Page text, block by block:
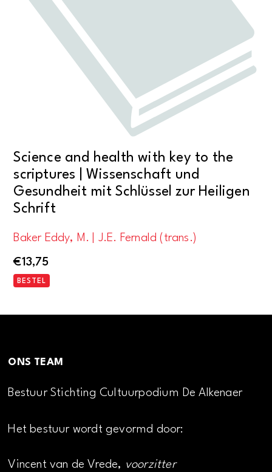
Science and health with key to the
scriptures | Wissenschaft und
Gesundheit mit Schlüssel zur Heiligen
Schrift
Baker Eddy, M. | J.E. Fernald (trans.)
€13,75
BESTEL
ONS TEAM
Bestuur Stichting Cultuurpodium De Alkenaer
Het bestuur wordt gevormd door:
Vincent van de Vrede, voorzitter